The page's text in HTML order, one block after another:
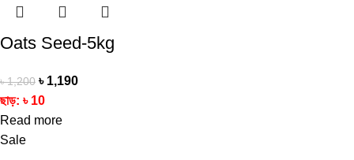
Oats Seed-5kg
৳1,200 ৳ 1,190
ছাড়: ৳ 10
Read more
Sale